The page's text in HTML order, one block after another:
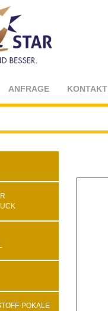
ANFRAGE KONTAKT
POKALE